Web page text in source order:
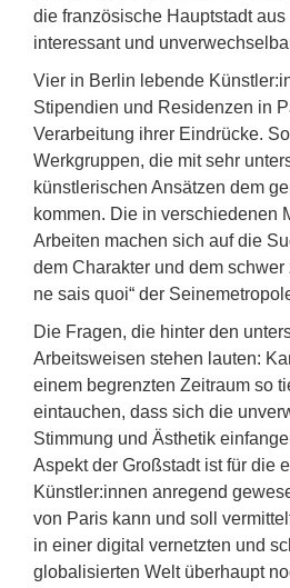
die französische Hauptstadt
interessant und
Vier in Berlin lebende
Stipendien und Residenzen in
Verarbeitung ihrer Eindrücke.
Werkgruppen, die mit sehr
künstlerischen Ansätzen dem
kommen. Die in verschiedenen
Arbeiten machen sich auf die
dem Charakter und dem schwer
ne sais quoi“ der
Die Fragen, die hinter den
Arbeitsweisen stehen lauten:
einem begrenzten Zeitraum so
eintauchen, dass sich die
Stimmung und Ästhetik
Aspekt der Großstadt ist für die
Künstler:innen anregend
von Paris kann und soll
in einer digital vernetzten und
globalisierten Welt überhaupt